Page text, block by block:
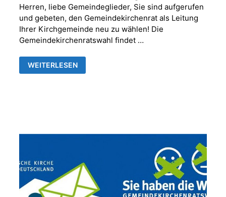
Herren, liebe Gemeindeglieder, Sie sind aufgerufen
und gebeten, den Gemeindekirchenrat als Leitung
Ihrer Kirchgemeinde neu zu wählen! Die
Gemeindekirchenratswahl findet …
GEMEINDEKIRCHENRATSWAHL
IN
IHRER
WEITERLESEN